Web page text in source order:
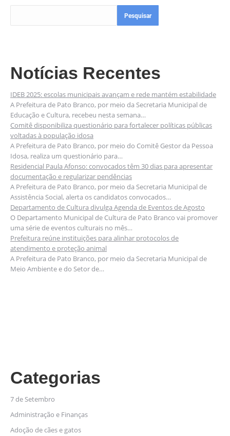
Pesquisar
Notícias Recentes
IDEB 2025: escolas municipais avançam e rede mantém estabilidade
A Prefeitura de Pato Branco, por meio da Secretaria Municipal de
Educação e Cultura, recebeu nesta semana…
Comitê disponibiliza questionário para fortalecer políticas públicas
voltadas à população idosa
A Prefeitura de Pato Branco, por meio do Comitê Gestor da Pessoa
Idosa, realiza um questionário para…
Residencial Paula Afonso: convocados têm 30 dias para apresentar
documentação e regularizar pendências
A Prefeitura de Pato Branco, por meio da Secretaria Municipal de
Assistência Social, alerta os candidatos convocados…
Departamento de Cultura divulga Agenda de Eventos de Agosto
O Departamento Municipal de Cultura de Pato Branco vai promover
uma série de eventos culturais no mês…
Prefeitura reúne instituições para alinhar protocolos de
atendimento e proteção animal
A Prefeitura de Pato Branco, por meio da Secretaria Municipal de
Meio Ambiente e do Setor de…
Categorias
7 de Setembro
Administração e Finanças
Adoção de cães e gatos